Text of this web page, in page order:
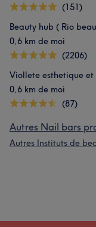
(151)
Beauty hub ( Rio
0,6 km de moi
(2206)
Viollete esthetique et
0,6 km de moi
(87)
Autres Nail bars
Autres Instituts de